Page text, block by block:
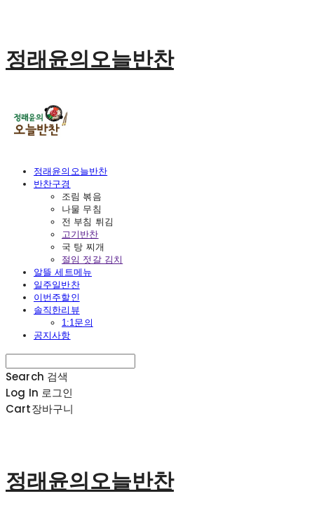
정래윤의오늘반찬
정래윤의오늘반찬
반찬구경
조림 볶음
나물 무침
전 부침 튀김
고기반찬
국 탕 찌개
절임 젓갈 김치
알뜰 세트메뉴
일주일반찬
이번주할인
솔직한리뷰
1:1문의
공지사항
Search 검색
Log In 로그인
Cart장바구니
정래윤의오늘반찬